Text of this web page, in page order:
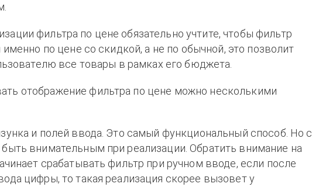
фильтра по цене обязательно учтите, чтобы фильтр
именно по цене со скидкой, а не по обычной, это позволит
все товары в рамках его бюджета.
отображение фильтра по цене можно несколькими
и полей ввода. Это самый функциональный способ. Но с
внимательным при реализации. Обратить внимание на
срабатывать фильтр при ручном вводе, если после
цифры, то такая реализация скорее вызовет у